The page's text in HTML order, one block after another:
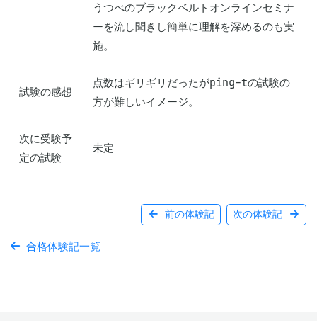
うつべのブラックベルトオンラインセミナ
ーを流し聞きし簡単に理解を深めるのも実
施。
試験の感想
点数はギリギリだったがping-tの試験の
方が難しいイメージ。
次に受験予
定の試験
未定
前の体験記 次の体験記
合格体験記一覧